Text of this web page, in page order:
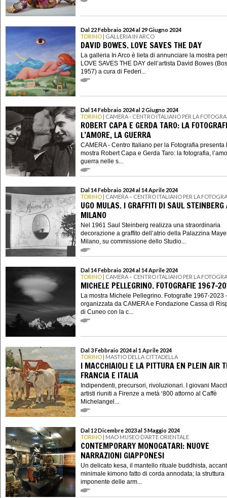
Dal 22 Febbraio 2024 al 29 Giugno 2024
TORINO | GALLERIA IN ARCO
DAVID BOWES. LOVE SAVES THE DAY
La galleria In Arco è lieta di annunciare la mostra
LOVE SAVES THE DAY dell’artista David Bowes
1957) a cura di Federi...
Dal 14 Febbraio 2024 al 2 Giugno 2024
TORINO | CAMERA - CENTRO ITALIANO PER LA
ROBERT CAPA E GERDA TARO: LA
L’AMORE, LA GUERRA
CAMERA - Centro Italiano per la Fotografia presenta
mostra Robert Capa e Gerda Taro: la fotografia,
guerra nelle s...
Dal 14 Febbraio 2024 al 14 Aprile 2024
TORINO | CAMERA – CENTRO ITALIANO PER LA
UGO MULAS. I GRAFFITI DI SAUL STEINBERG
MILANO
Nel 1961 Saul Steinberg realizza una straordinaria
decorazione a graffito dell’atrio della Palazzina
Milano, su commissione dello Studio...
Dal 14 Febbraio 2024 al 14 Aprile 2024
TORINO | CAMERA – CENTRO ITALIANO PER LA
MICHELE PELLEGRINO. FOTOGRAFIE 1967-
La mostra Michele Pellegrino. Fotografie 1967-2023
organizzata da CAMERA e Fondazione Cassa di
di Cuneo con la c...
Dal 3 Febbraio 2024 al 1 Aprile 2024
TORINO | MASTIO DELLA CITTADELLA
I MACCHIAIOLI E LA PITTURA EN PLEIN AIR
FRANCIA E ITALIA
Indipendenti, precursori, rivoluzionari. I giovani
artisti riuniti a Firenze a metà ‘800 attorno al Caffè
Michelangel...
Dal 12 Dicembre 2023 al 5 Maggio 2024
TORINO | MAO MUSEO D’ARTE ORIENTALE
CONTEMPORARY MONOGATARI: NUOVE
NARRAZIONI GIAPPONESI
Un delicato kesa, il mantello rituale buddhista,
minimale kimono fatto di corda annodata; la struttura
imponente delle arm...